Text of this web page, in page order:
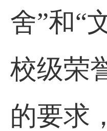
舍”和“
校级荣
的要求